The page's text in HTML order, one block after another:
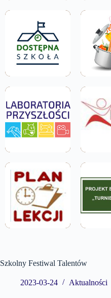
Szkolny Festiwal Talentów
2023-03-24 Aktualności